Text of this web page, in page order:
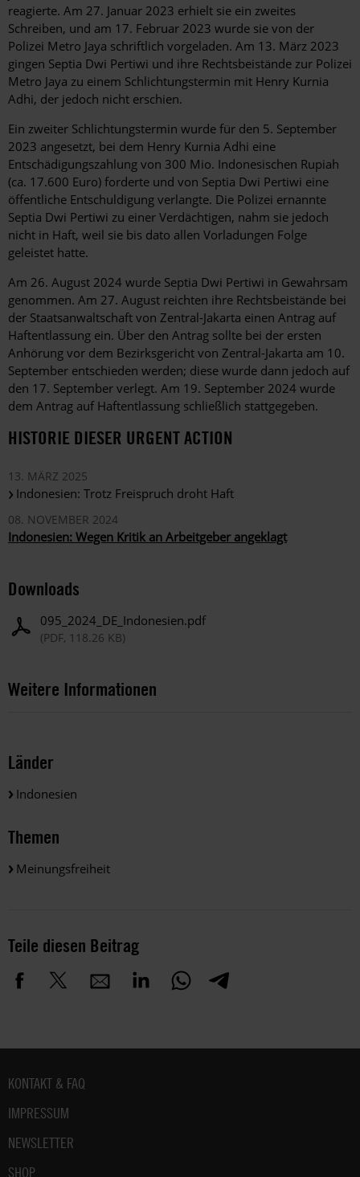
reagierte. Am 27. Januar 2023 erhielt sie ein zweites
Schreiben, und am 17. Februar 2023 wurde sie von der
Polizei Metro Jaya schriftlich vorgeladen. Am 13. März 2023
gingen Septia Dwi Pertiwi und ihre Rechtsbeistände zur Polizei
Metro Jaya zu einem Schlichtungstermin mit Henry Kurnia
Adhi, der jedoch nicht erschien.
Ein zweiter Schlichtungstermin wurde für den 5. September
2023 angesetzt, bei dem Henry Kurnia Adhi eine
Entschädigungszahlung von 300 Mio. Indonesischen Rupiah
(ca. 17.600 Euro) forderte und von Septia Dwi Pertiwi eine
öffentliche Entschuldigung verlangte. Die Polizei ernannte
Septia Dwi Pertiwi zu einer Verdächtigen, nahm sie jedoch
nicht in Haft, weil sie bis dato allen Vorladungen Folge
geleistet hatte.
Am 26. August 2024 wurde Septia Dwi Pertiwi in Gewahrsam
genommen. Am 27. August reichten ihre Rechtsbeistände bei
der Staatsanwaltschaft von Zentral-Jakarta einen Antrag auf
Haftentlassung ein. Über den Antrag sollte bei der ersten
Anhörung vor dem Bezirksgericht von Zentral-Jakarta am 10.
September entschieden werden; diese wurde dann jedoch auf
den 17. September verlegt. Am 19. September 2024 wurde
dem Antrag auf Haftentlassung schließlich stattgegeben.
HISTORIE DIESER URGENT ACTION
13. MÄRZ 2025
Indonesien: Trotz Freispruch droht Haft
08. NOVEMBER 2024
Indonesien: Wegen Kritik an Arbeitgeber angeklagt
Downloads
095_2024_DE_Indonesien.pdf
(PDF, 118.26 KB)
Weitere Informationen
Länder
Indonesien
Themen
Meinungsfreiheit
Teile diesen Beitrag
Fußbereich
KONTAKT & FAQ
IMPRESSUM
NEWSLETTER
SHOP